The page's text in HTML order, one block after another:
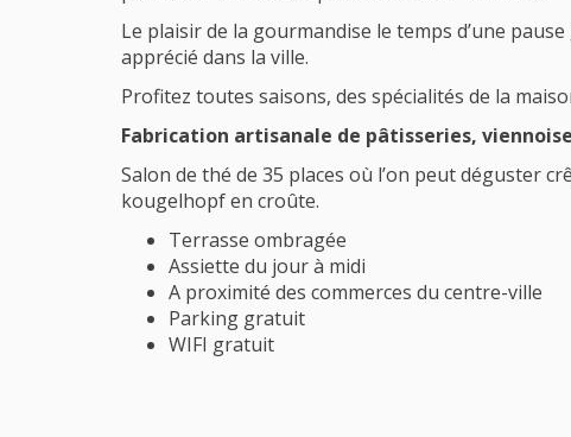
Le plaisir de la gourmandise le temps d’une
apprécié dans la ville.
Profitez toutes saisons, des spécialités de la
Fabrication artisanale de pâtisseries,
Salon de thé de 35 places où l’on peut déguster
kougelhopf en croûte.
Terrasse ombragée
Assiette du jour à midi
A proximité des commerces du centre-ville
Parking gratuit
WIFI gratuit